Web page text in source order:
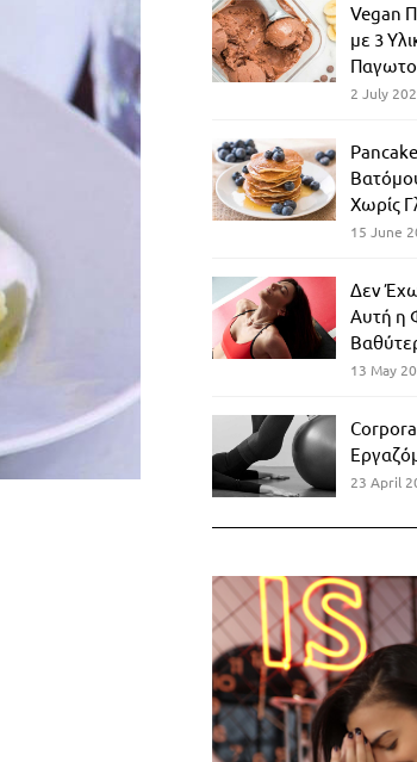
Vegan
με 3
2 July
Χωρίς
15 June
Δεν
Αυτή η
13 May
23 April